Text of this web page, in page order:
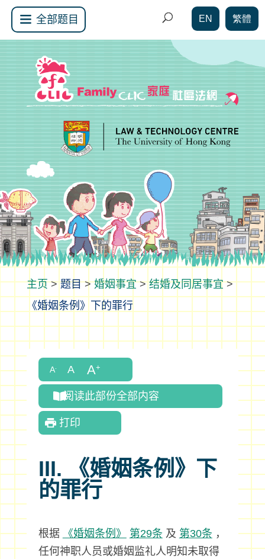
全部题目 EN 繁體
>题目>婚姻事宜>结婚及同居事宜>
《婚姻条例》下的罪行
阅读此部份全部内容
打印
III. 《婚姻条例》下
的罪行
根据 《婚姻条例》 第29条及 第30条，
任何神职人员或婚姻监礼人明知未取得